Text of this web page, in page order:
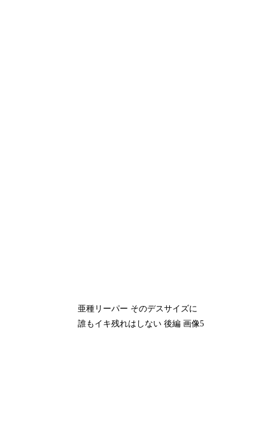
亜種リーパー そのデスサイズに
誰もイキ残れはしない 後編 画像5